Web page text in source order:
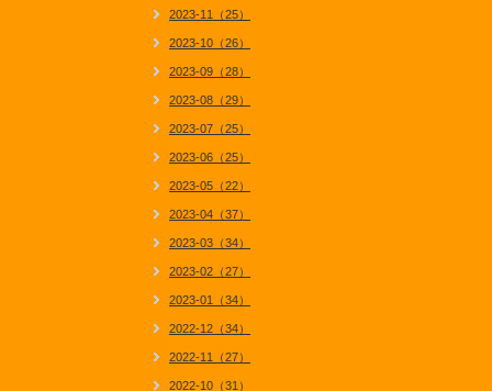
2023-11（25）
2023-10（26）
2023-09（28）
2023-08（29）
2023-07（25）
2023-06（25）
2023-05（22）
2023-04（37）
2023-03（34）
2023-02（27）
2023-01（34）
2022-12（34）
2022-11（27）
2022-10（31）